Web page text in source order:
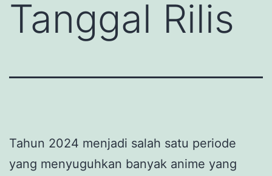
Tanggal Rilis
Tahun 2024 menjadi salah satu periode
yang menyuguhkan banyak anime yang